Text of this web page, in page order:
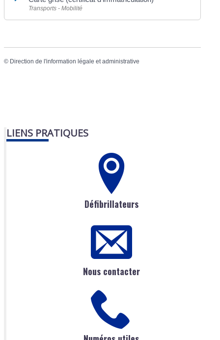
Transports - Mobilité
© Direction de l'information légale et administrative
LIENS PRATIQUES
Défibrillateurs
Nous contacter